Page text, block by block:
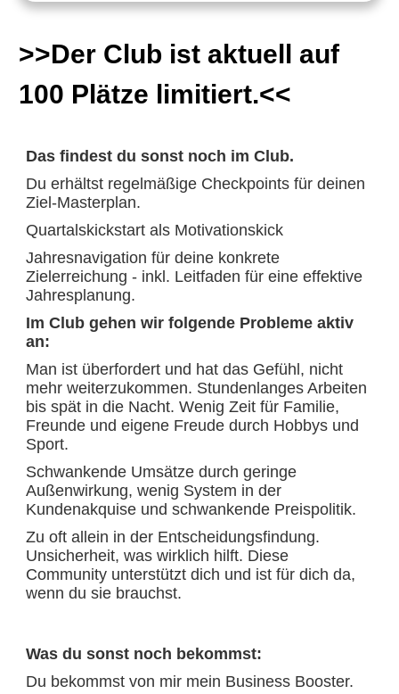
>>Der Club ist aktuell auf
100 Plätze limitiert.<<
Das findest du sonst noch im Club.
Du erhältst regelmäßige Checkpoints für deinen
Ziel-Masterplan.
Quartalskickstart als Motivationskick
Jahresnavigation für deine konkrete
Zielerreichung - inkl. Leitfaden für eine effektive
Jahresplanung.
Im Club gehen wir folgende Probleme aktiv
an:
Man ist überfordert und hat das Gefühl, nicht
mehr weiterzukommen. Stundenlanges Arbeiten
bis spät in die Nacht. Wenig Zeit für Familie,
Freunde und eigene Freude durch Hobbys und
Sport.
Schwankende Umsätze durch geringe
Außenwirkung, wenig System in der
Kundenakquise und schwankende Preispolitik.
Zu oft allein in der Entscheidungsfindung.
Unsicherheit, was wirklich hilft. Diese
Community unterstützt dich und ist für dich da,
wenn du sie brauchst.
Was du sonst noch bekommst:
Du bekommst von mir mein Business Booster.